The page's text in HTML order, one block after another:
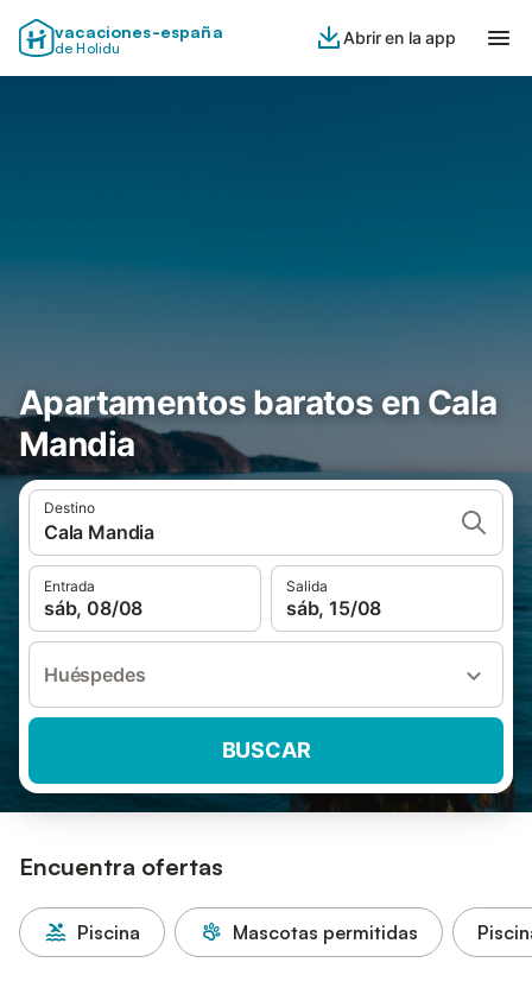
vacaciones-españa
de Holidu
Abrir en la app
Apartamentos baratos en Cala
Mandia
Destino
Cala Mandia
Entrada
sáb, 08/08
Salida
sáb, 15/08
Huéspedes
BUSCAR
Encuentra ofertas
Piscina Mascotas permitidas